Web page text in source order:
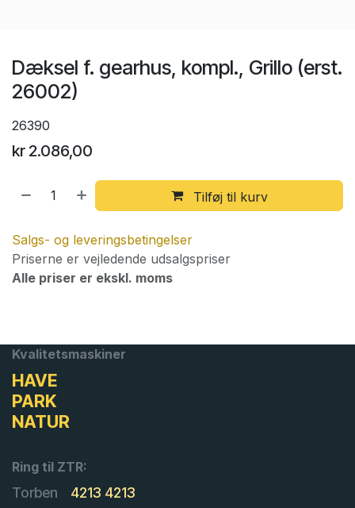
Dæksel f. gearhus, kompl., Grillo (erst.
26002)
26390
kr 2.086,00
Tilføj til kurv
Salgs- og leveringsbetingelser
Priserne er vejledende udsalgspriser
Alle priser er ekskl. moms
Kvalitetsmaskiner
HAVE
PARK
NATUR
Ring til ZTR:
Torben
4213 4213